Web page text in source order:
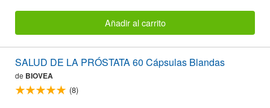
Añadir al carrito
SALUD DE LA PRÓSTATA 60 Cápsulas Blandas
de BIOVEA
(8)